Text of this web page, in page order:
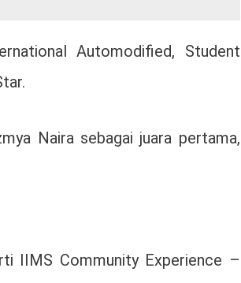
Automodified, Student
Naira sebagai juara pertama,
IIMS Community Experience –